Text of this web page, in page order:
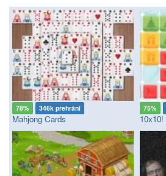
78% 346k přehrání
Mahjong Cards
75%
10x10!